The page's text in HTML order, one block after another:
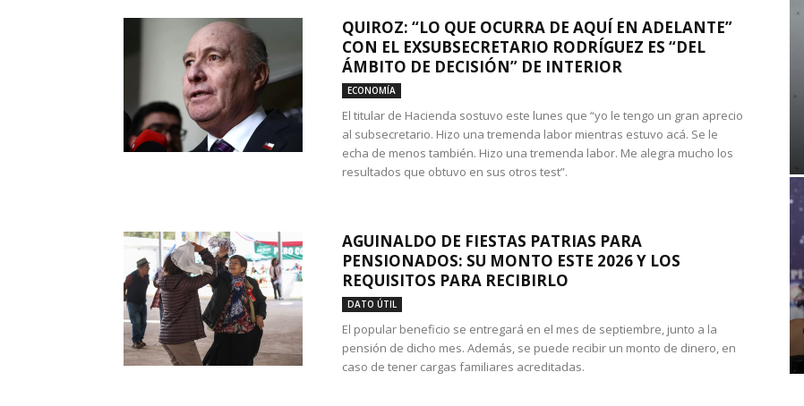
QUIROZ: “LO QUE OCURRA DE AQUÍ EN ADELANTE”
CON EL EXSUBSECRETARIO RODRÍGUEZ ES “DEL
ÁMBITO DE DECISIÓN” DE INTERIOR
ECONOMÍA
El titular de Hacienda sostuvo este lunes que “yo le tengo un gran aprecio
al subsecretario. Hizo una tremenda labor mientras estuvo acá. Se le
echa de menos también. Hizo una tremenda labor. Me alegra mucho los
resultados que obtuvo en sus otros test”.
AGUINALDO DE FIESTAS PATRIAS PARA
PENSIONADOS: SU MONTO ESTE 2026 Y LOS
REQUISITOS PARA RECIBIRLO
DATO ÚTIL
El popular beneficio se entregará en el mes de septiembre, junto a la
pensión de dicho mes. Además, se puede recibir un monto de dinero, en
caso de tener cargas familiares acreditadas.